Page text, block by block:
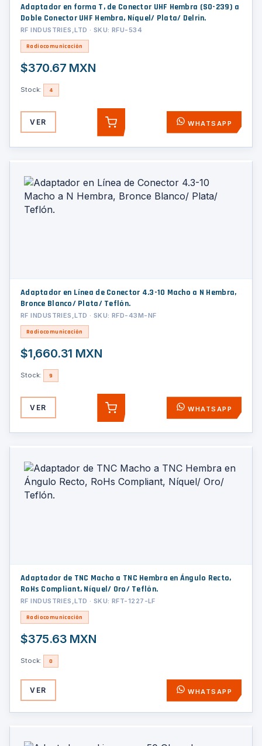
Adaptador en forma T, de Conector UHF Hembra (SO-239) a
Doble Conector UHF Hembra, Níquel/ Plata/ Delrin.
RF INDUSTRIES,LTD · SKU: RFU-534
Radiocomunicación
$370.67 MXN
Stock: 4
VER AGREGAR WHATSAPP
Adaptador en Línea de Conector 4.3-10 Macho a N Hembra,
Bronce Blanco/ Plata/ Teflón.
RF INDUSTRIES,LTD · SKU: RFD-43M-NF
Radiocomunicación
$1,660.31 MXN
Stock: 9
VER AGREGAR WHATSAPP
Adaptador de TNC Macho a TNC Hembra en Ángulo Recto,
RoHs Compliant, Níquel/ Oro/ Teflón.
RF INDUSTRIES,LTD · SKU: RFT-1227-LF
Radiocomunicación
$375.63 MXN
Stock: 0
VER WHATSAPP